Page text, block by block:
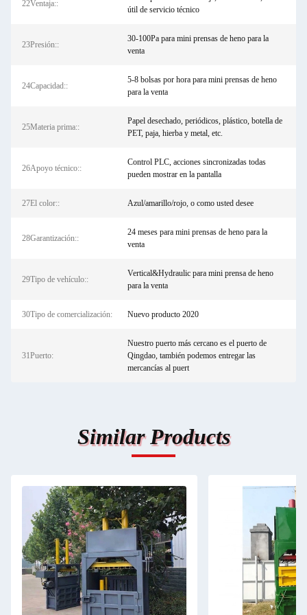
22Ventaja::
útil de servicio técnico
23Presión::
30-100Pa para mini prensas de heno para la
venta
24Capacidad::
5-8 bolsas por hora para mini prensas de heno
para la venta
25Materia prima::
Papel desechado, periódicos, plástico, botella de
PET, paja, hierba y metal, etc.
26Apoyo técnico::
Control PLC, acciones sincronizadas todas
pueden mostrar en la pantalla
27El color:: Azul/amarillo/rojo, o como usted desee
28Garantización::
24 meses para mini prensas de heno para la
venta
29Tipo de vehículo::
Vertical&Hydraulic para mini prensa de heno
para la venta
30Tipo de comercialización: Nuevo producto 2020
31Puerto:
Nuestro puerto más cercano es el puerto de
Qingdao, también podemos entregar las
mercancías al puert
Similar Products